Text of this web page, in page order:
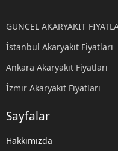
GÜNCEL AKARYAKIT
İstanbul Akaryakıt Fiyatları
Ankara Akaryakıt Fiyatları
İzmir Akaryakıt Fiyatları
Sayfalar
Hakkımızda